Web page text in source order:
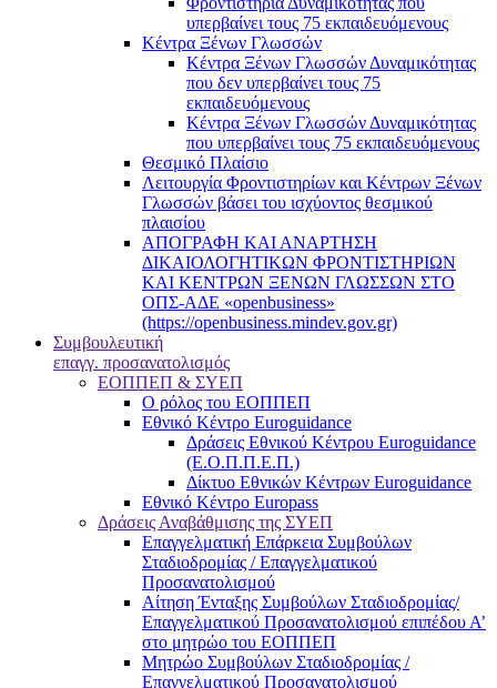
υπερβαίνει τους 75 εκπαιδευόμενους
Κέντρα Ξένων Γλωσσών
Kέντρα Ξένων Γλωσσών Δυναμικότητας
που δεν υπερβαίνει τους 75
εκπαιδευόμενους
Kέντρα Ξένων Γλωσσών Δυναμικότητας
που υπερβαίνει τους 75 εκπαιδευόμενους
Θεσμικό Πλαίσιο
Λειτουργία Φροντιστηρίων και Κέντρων Ξένων
Γλωσσών βάσει του ισχύοντος θεσμικού
πλαισίου
ΑΠΟΓΡΑΦΗ ΚΑΙ ΑΝΑΡΤΗΣΗ
ΔΙΚΑΙΟΛΟΓΗΤΙΚΩΝ ΦΡΟΝΤΙΣΤΗΡΙΩΝ
ΚΑΙ ΚΕΝΤΡΩΝ ΞΕΝΩΝ ΓΛΩΣΣΩΝ ΣΤΟ
ΟΠΣ-ΑΔΕ «openbusiness»
(https://openbusiness.mindev.gov.gr)
Συμβουλευτική
επαγγ. προσανατολισμός
ΕΟΠΠΕΠ & ΣΥΕΠ
Ο ρόλος του ΕΟΠΠΕΠ
Εθνικό Κέντρο Euroguidance
Δράσεις Εθνικού Κέντρου Euroguidance
(Ε.Ο.Π.Π.Ε.Π.)
Δίκτυο Εθνικών Κέντρων Euroguidance
Εθνικό Κέντρο Europass
Δράσεις Αναβάθμισης της ΣΥΕΠ
Επαγγελματική Επάρκεια Συμβούλων
Σταδιοδρομίας / Επαγγελματικού
Προσανατολισμού
Αίτηση Ένταξης Συμβούλων Σταδιοδρομίας/
Επαγγελματικού Προσανατολισμού επιπέδου Α’
στο μητρώο του ΕΟΠΠΕΠ
Μητρώο Συμβούλων Σταδιοδρομίας /
Επαγγελματικού Προσανατολισμού